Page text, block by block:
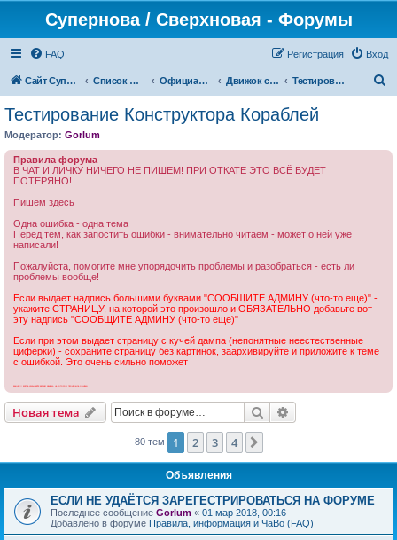
Супернова / Сверхновая - Форумы
FAQ Вход
Регистрация
Сайт СуперНова Список форумов Официальные сервера проекта "Сверхновая" (*.supernova.ws) Движок сервера: жалобы и предложения Тестирование Конструктора Кораблей
Тестирование Конструктора Кораблей
Модератор: Gorlum
Правила форума
В ЧАТ И ЛИЧКУ НИЧЕГО НЕ ПИШЕМ! ПРИ ОТКАТЕ ЭТО ВСЁ БУДЕТ
ПОТЕРЯНО!
Пишем здесь
Одна ошибка - одна тема
Перед тем, как запостить ошибки - внимательно читаем - может о ней уже
написали!
Пожалуйста, помогите мне упорядочить проблемы и разобраться - есть ли
проблемы вообще!
Если выдает надпись большими буквами "СООБЩИТЕ АДМИНУ (что-то еще)" -
укажите СТРАНИЦУ, на которой это произошло и ОБЯЗАТЕЛЬНО добавьте вот
эту надпись "СООБЩИТЕ АДМИНУ (что-то еще)"
Если при этом выдает страницу с кучей дампа (непонятные неестественные
циферки) - сохраните страницу без картинок, заархивируйте и приложите к теме
с ошибкой. Это очень сильно поможет
Новая тема Поиск
80 тем 1 2 3 4
Объявления
ЕСЛИ НЕ УДАЁТСЯ ЗАРЕГЕСТРИРОВАТЬСЯ НА ФОРУМЕ
Последнее сообщение Gorlum « 01 мар 2018, 00:16
Добавлено в форуме Правила, информация и ЧаВо (FAQ)